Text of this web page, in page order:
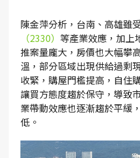
陳金萍分析，台南、高雄雖
（2330） 等產業效應，加上
推案量龐大，房價也大幅攀
溫，部分區域出現供給過剩
收緊，購屋門檻提高，自住
讓買方態度趨於保守，導致
業帶動效應也逐漸趨於平緩
低。